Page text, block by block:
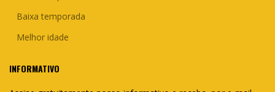
Baixa temporada
Melhor idade
INFORMATIVO